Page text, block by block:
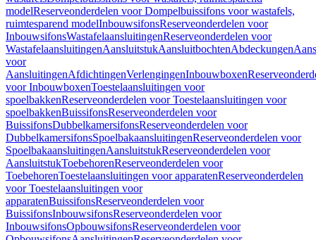
modelReserveonderdelen voor Dompelbuissifons voor wastafels,
ruimtesparend modelInbouwsifonsReserveonderdelen voor
InbouwsifonsWastafelaansluitingenReserveonderdelen voor
WastafelaansluitingenAansluitstukAansluitbochtenAbdeckungen
voor
AansluitingenAfdichtingenVerlengingenInbouwboxen
voor InbouwboxenToestelaansluitingen voor
spoelbakkenReserveonderdelen voor Toestelaansluitingen voor
spoelbakkenBuissifonsReserveonderdelen voor
BuissifonsDubbelkamersifonsReserveonderdelen voor
DubbelkamersifonsSpoelbakaansluitingenReserveonderdelen voor
SpoelbakaansluitingenAansluitstukReserveonderdelen voor
AansluitstukToebehorenReserveonderdelen voor
ToebehorenToestelaansluitingen voor apparatenReserveonderdelen
voor Toestelaansluitingen voor
apparatenBuissifonsReserveonderdelen voor
BuissifonsInbouwsifonsReserveonderdelen voor
InbouwsifonsOpbouwsifonsReserveonderdelen voor